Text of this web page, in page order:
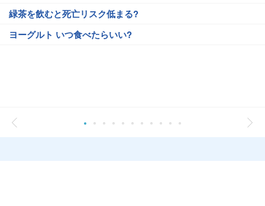
緑茶を飲むと死亡リスク低まる?
ヨーグルト いつ食べたらいい?